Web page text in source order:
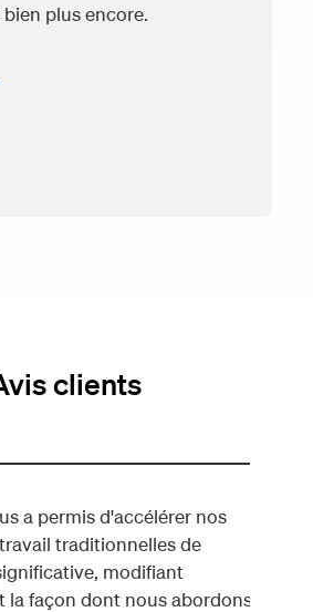
plus encore.
clients
a permis d'accélérer nos
traditionnelles de
modifiant
la façon dont nous abordons